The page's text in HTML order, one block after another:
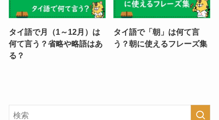
タイ語で月（1～12月）は
何て言う？省略や略語はあ
る？
タイ語で「朝」は何て言
う？朝に使えるフレーズ集